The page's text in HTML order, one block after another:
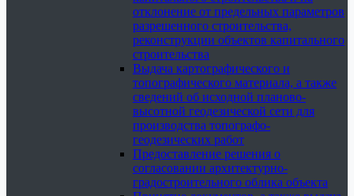
отклонение от предельных параметров
разрешенного строительства,
реконструкции объектов капитального
строительства
Выдача картографического и
топографического материала, а также
сведений об исходной планово-
высотной геодезической сети для
производства топографо-
геодезических работ
Предоставление решения о
согласовании архитектурно-
градостроительного облика объекта